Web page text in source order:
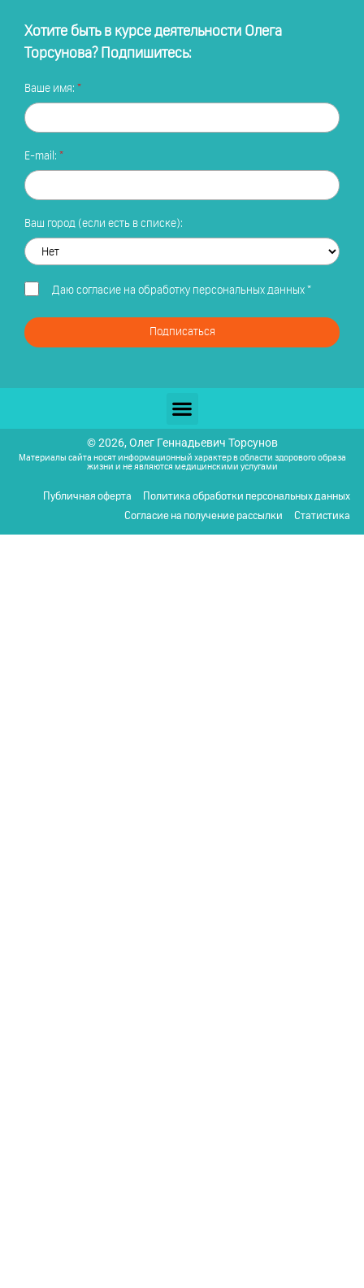
Хотите быть в курсе деятельности Олега
Торсунова? Подпишитесь:
Ваше имя:
E-mail:
Ваш город (если есть в списке):
Даю согласие на обработку персональных данных*
Подписаться
© 2026, Олег Геннадьевич Торсунов
Материалы сайта носят информационный характер в области здорового образа
жизни и не являются медицинскими услугами
Публичная оферта
Политика обработки персональных данных
Согласие на получение рассылки
Статистика